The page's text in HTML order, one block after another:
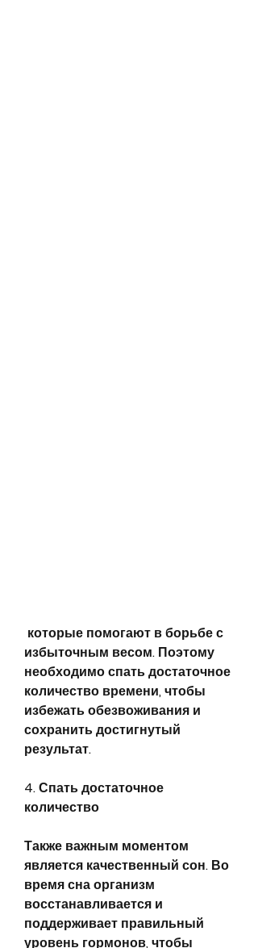
избыточным весом. Поэтому
необходимо спать достаточное
количество времени, чтобы
избежать обезвоживания и
сохранить достигнутый
результат.
4. Спать достаточное
количество
Также важным моментом
является качественный сон. Во
время сна организм
восстанавливается и
поддерживает правильный
уровень гормонов, чтобы